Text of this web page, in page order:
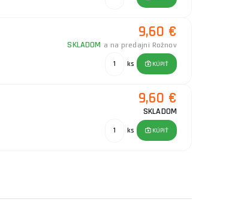
9,60 €
SKLADOM a na predajni Rožnov
ks KÚPIŤ
9,60 €
SKLADOM
ks KÚPIŤ
ks